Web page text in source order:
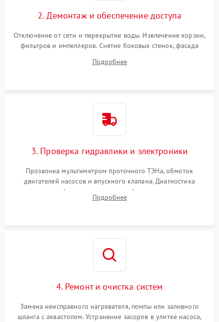
2. Демонтаж и обеспечение доступа
Отключение от сети и перекрытие воды. Извлечение корзин,
фильтров и импеллеров. Снятие боковых стенок, фасада
циркуляционному насосу, ТЭНу и сливной помпе.
Подробнее
3. Проверка гидравлики и электроники
Прозвонка мультиметром проточного ТЭНа, обмоток
двигателей насосов и впускного клапана. Диагностика
прессостата (датчика уровня воды), датчика мутности,
концевика дверцы и электронного модуля управления.
Подробнее
4. Ремонт и очистка систем
Замена неисправного нагревателя, помпы или заливного
шланга с аквастопом. Устранение засоров в улитке насоса,